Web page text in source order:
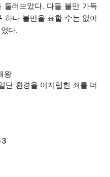
둘러보았다. 다들 불만 가득
하나 불만을 표할 수는 없어
다.
왕
단 환경을 어지럽힌 죄를 더
3